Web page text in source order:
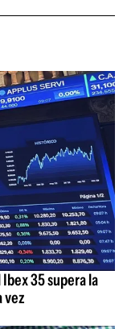
35 supera la
vez